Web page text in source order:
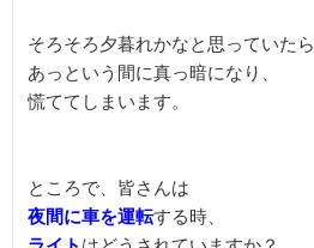
そろそろ夕暮れかなと思っていたら
あっという間に真っ暗になり、
慌ててしまいます。
夜間に車を運転